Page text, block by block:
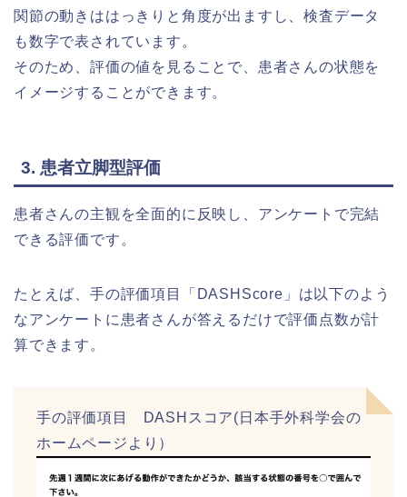
関節の動きははっきりと角度が出ますし、検査データ
も数字で表されています。
そのため、評価の値を見ることで、患者さんの状態を
イメージすることができます。
3. 患者立脚型評価
患者さんの主観を全面的に反映し、アンケートで完結
できる評価です。
たとえば、手の評価項目「DASHScore」は以下のよう
なアンケートに患者さんが答えるだけで評価点数が計
算できます。
手の評価項目 DASHスコア(日本手外科学会の
ホームページより）